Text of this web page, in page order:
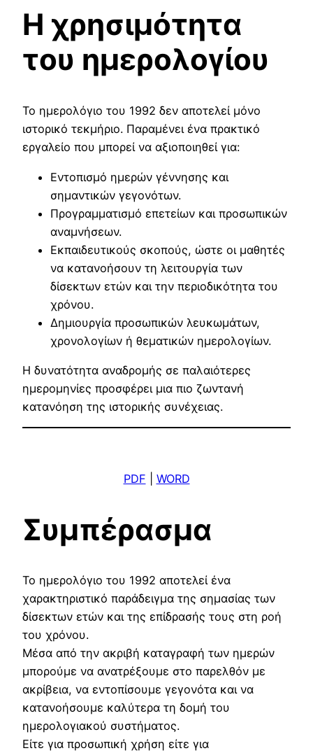
Η χρησιμότητα
του ημερολογίου
Το ημερολόγιο του 1992 δεν αποτελεί μόνο
ιστορικό τεκμήριο. Παραμένει ένα πρακτικό
εργαλείο που μπορεί να αξιοποιηθεί για:
Εντοπισμό ημερών γέννησης και
σημαντικών γεγονότων.
Προγραμματισμό επετείων και προσωπικών
αναμνήσεων.
Εκπαιδευτικούς σκοπούς, ώστε οι μαθητές
να κατανοήσουν τη λειτουργία των
δίσεκτων ετών και την περιοδικότητα του
χρόνου.
Δημιουργία προσωπικών λευκωμάτων,
χρονολογίων ή θεματικών ημερολογίων.
Η δυνατότητα αναδρομής σε παλαιότερες
ημερομηνίες προσφέρει μια πιο ζωντανή
κατανόηση της ιστορικής συνέχειας.
PDF WORD
Συμπέρασμα
Το ημερολόγιο του 1992 αποτελεί ένα
χαρακτηριστικό παράδειγμα της σημασίας των
δίσεκτων ετών και της επίδρασής τους στη ροή
του χρόνου.
Μέσα από την ακριβή καταγραφή των ημερών
μπορούμε να ανατρέξουμε στο παρελθόν με
ακρίβεια, να εντοπίσουμε γεγονότα και να
κατανοήσουμε καλύτερα τη δομή του
ημερολογιακού συστήματος.
Είτε για προσωπική χρήση είτε για